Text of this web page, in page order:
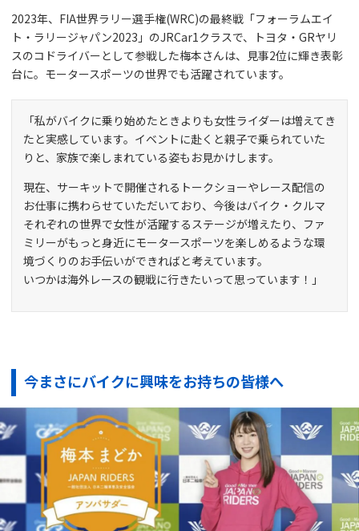
2023年、FIA世界ラリー選手権(WRC)の最終戦「フォーラムエイ
ト・ラリージャパン2023」のJRCar1クラスで、トヨタ・GRヤリ
スのコドライバーとして参戦した梅本さんは、見事2位に輝き表彰
台に。モータースポーツの世界でも活躍されています。
「私がバイクに乗り始めたときよりも女性ライダーは増えてき
たと実感しています。イベントに赴くと親子で乗られていた
りと、家族で楽しまれている姿もお見かけします。
現在、サーキットで開催されるトークショーやレース配信の
お仕事に携わらせていただいており、今後はバイク・クルマ
それぞれの世界で女性が活躍するステージが増えたり、ファ
ミリーがもっと身近にモータースポーツを楽しめるような環
境づくりのお手伝いができればと考えています。
いつかは海外レースの観戦に行きたいって思っています！」
今まさにバイクに興味をお持ちの皆様へ